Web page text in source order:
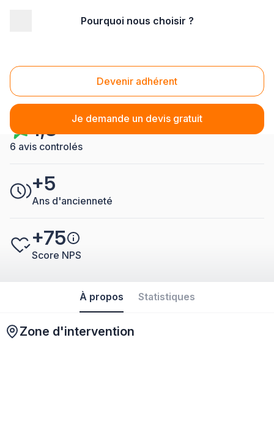
Pourquoi nous choisir ?
Devenir adhérent
Je demande un devis gratuit
Entreprise Electricité
Soissons
4,8
6 avis controlés
+5
Ans d'ancienneté
+75
Score NPS
À propos Statistiques
Zone d'intervention